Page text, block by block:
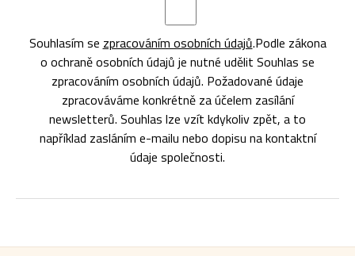
Souhlasím se zpracováním osobních údajů.Podle zákona
o ochraně osobních údajů je nutné udělit Souhlas se
zpracováním osobních údajů. Požadované údaje
zpracováváme konkrétně za účelem zasílání
newsletterů. Souhlas lze vzít kdykoliv zpět, a to
například zasláním e-mailu nebo dopisu na kontaktní
údaje společnosti.